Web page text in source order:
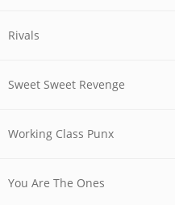
Rivals
Sweet Sweet Revenge
Working Class Punx
You Are The Ones